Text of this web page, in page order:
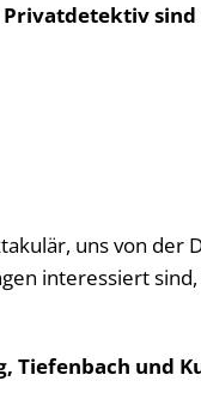
uns von der
interessiert
Tiefenbach und